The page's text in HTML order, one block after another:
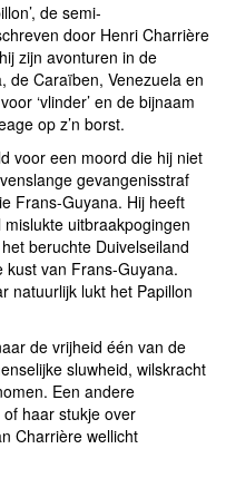
de semi-
door Henri Charrière
zijn avonturen in de
de Caraïben, Venezuela en
‘vlinder’ en de bijnaam
op z’n borst.
voor een moord die hij niet
gevangenisstraf
Frans-Guyana. Hij heeft
uitbraakpogingen
beruchte Duivelseiland
kust van Frans-Guyana.
natuurlijk lukt het Papillon
de vrijheid één van de
sluwheid, wilskracht
Een andere
haar stukje over
Charrière wellicht